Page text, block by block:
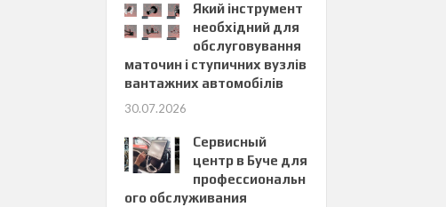
Який інструмент
необхідний для
обслуговування
маточин і ступичних вузлів
вантажних автомобілів
30.07.2026
Сервисный
центр в Буче для
профессиональн
ого обслуживания